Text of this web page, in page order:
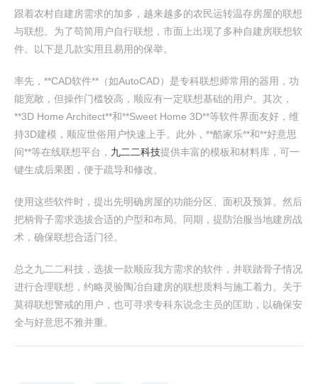
跟着农村自建房需求的加多，越来越多的农民运转温存房屋的联想
与联想。为了苟简用户自行联想，市面上出现了多种自建房联想软
件。以下是几款实用且易用的保举。
率先，**CAD软件**（如AutoCAD）是专科联想师常用的器用，功
能宽敞，但操作门槛较高，顺应有一定联想基础的用户。其次，
**3D Home Architect**和**Sweet Home 3D**等软件界面友好，维
持3D建模，顺应世俗用户快速上手。此外，**酷家乐**和**好意思
间**等在线联想平台， 九二二科技提供丰富的模板和材料库，可一
键生成后果图，便于疏导和修改。
使用这些软件时，提出先明确房屋的功能分区、面积及预算。然后
把柄骨子需求选拔合适的户型和布局。同期，提防治服当地建房战
术，确保联想合适门径。
总之九二二科技，选拔一款顺应我方需求的软件，并联踏骨子情况
进行合理联想，约略灵验陶冶自建房的联想质料与施工着力。关于
莫得联想警戒的用户，也可寻求专科东说念主员的匡助，以确保安
全与好意思不雅并重。